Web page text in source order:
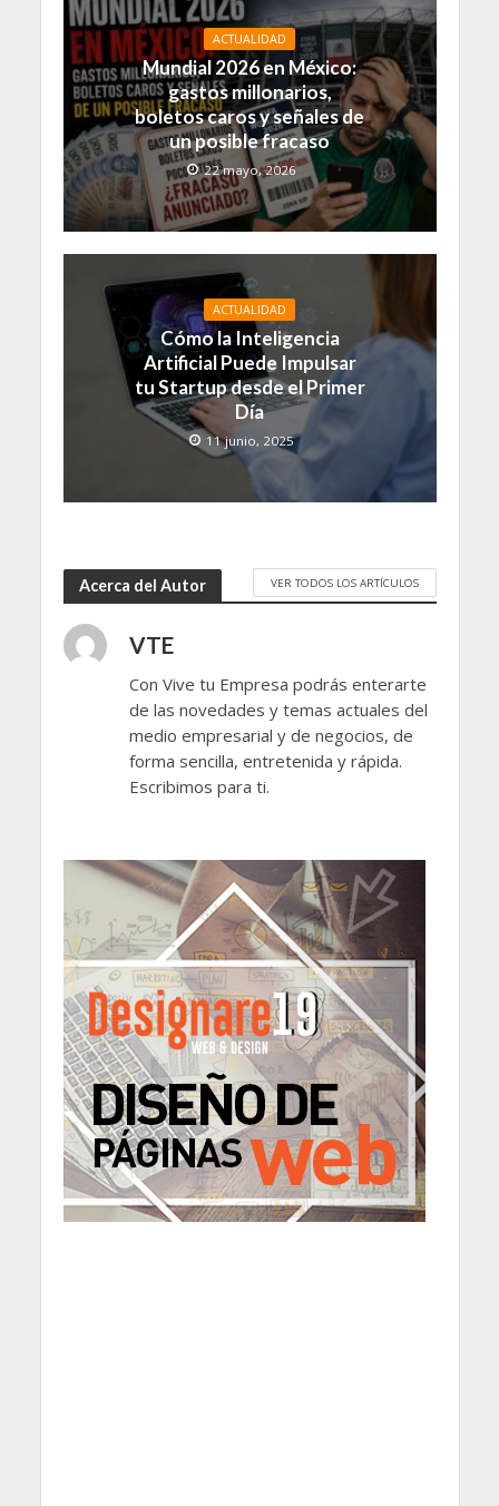
ACTUALIDAD
Mundial 2026 en México:
gastos millonarios,
boletos caros y señales de
un posible fracaso
22 mayo, 2026
ACTUALIDAD
Cómo la Inteligencia
Artificial Puede Impulsar
tu Startup desde el Primer
Día
11 junio, 2025
Acerca del Autor VER TODOS LOS ARTÍCULOS
VTE
Con Vive tu Empresa podrás enterarte
de las novedades y temas actuales del
medio empresarial y de negocios, de
forma sencilla, entretenida y rápida.
Escribimos para ti.